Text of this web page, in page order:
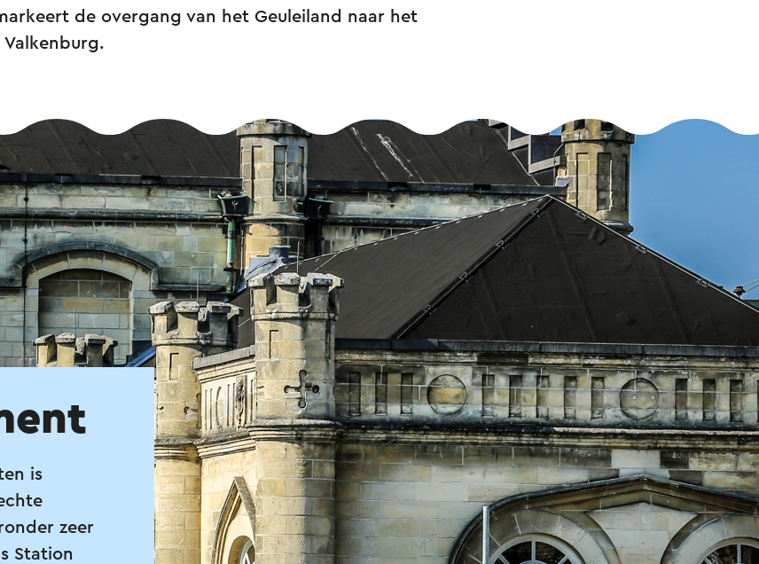
de overgang van het Geuleiland naar het
is
zeer
Station